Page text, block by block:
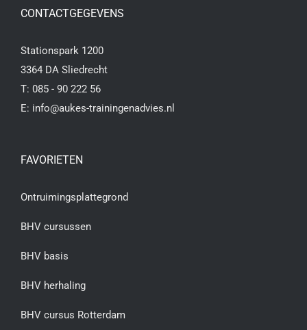
CONTACTGEGEVENS
Stationspark 1200
3364 DA Sliedrecht
T: 085 - 90 222 56
E: info@aukes-trainingenadvies.nl
FAVORIETEN
Ontruimingsplattegrond
BHV cursussen
BHV basis
BHV herhaling
BHV cursus Rotterdam